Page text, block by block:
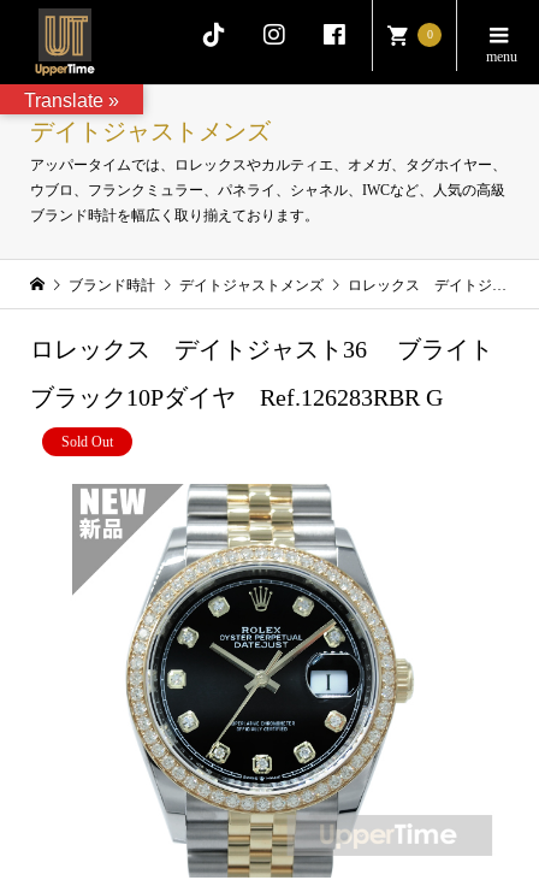
0
デイトジャストメンズ
アッパータイムでは、ロレックスやカルティエ、オメガ、タグホイヤー、
ウブロ、フランクミュラー、パネライ、シャネル、IWCなど、人気の高級
ブランド時計を幅広く取り揃えております。
ブランド時計 デイトジャストメンズ ロレックス デイトジャスト36 ブライトブラック10Pダイヤ Ref.126283RBR G
ロレックス デイトジャスト36 ブライト
ブラック10Pダイヤ Ref.126283RBR G
Sold Out
Translate »